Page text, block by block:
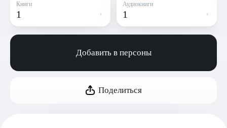
Книги
1
Аудиокниги
1
Добавить в персоны
Поделиться